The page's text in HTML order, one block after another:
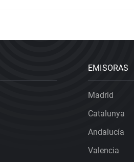
EMISORAS
Madrid
Catalunya
Andalucía
Valencia